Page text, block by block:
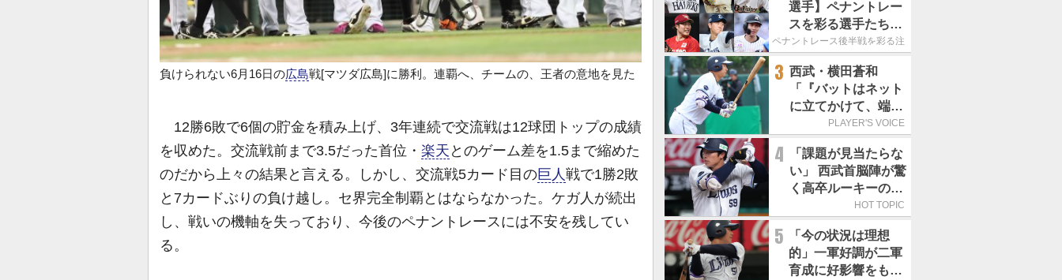
負けられない6月16日の広島戦[マツダ広島]に勝利。連覇へ、チームの、王者の意地を見た
12勝6敗で6個の貯金を積み上げ、3年連続で交流戦は12球団トップの成績
を収めた。交流戦前まで3.5だった首位・ 楽天 とのゲーム差を1.5まで縮めた
のだから上々の結果と言える。しかし、交流戦5カード目の巨人戦で1勝2敗
と7カードぶりの負け越し。セ界完全制覇とはならなかった。ケガ人が続出
し、戦いの機軸を失っており、今後のペナントレースには不安を残してい
る。
選手】ペナントレー
スを彩る選手たち
ここからが本当の勝
ペナントレース後半戦を彩る注目選手たち
3 西武・横田蒼和
「『バットはネット
に立てかけて、端に
置くんだぞ』と栗山
だきました」／憧れ
の人からの金言
PLAYER'S VOICE
4
「課題が見当たらな
い」 西武首脳陣が驚
く高卒ルーキーの高
HOT TOPIC
5
「今の状況は理想
的」一軍好調が二軍
育成に好影響をもた